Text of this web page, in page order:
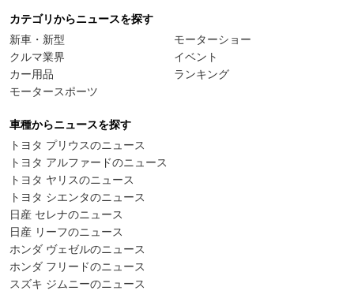
カテゴリからニュースを探す
新車・新型
クルマ業界
カー用品
モータースポーツ
モーターショー
イベント
ランキング
車種からニュースを探す
トヨタ プリウスのニュース
トヨタ アルファードのニュース
トヨタ ヤリスのニュース
トヨタ シエンタのニュース
日産 セレナのニュース
日産 リーフのニュース
ホンダ ヴェゼルのニュース
ホンダ フリードのニュース
スズキ ジムニーのニュース